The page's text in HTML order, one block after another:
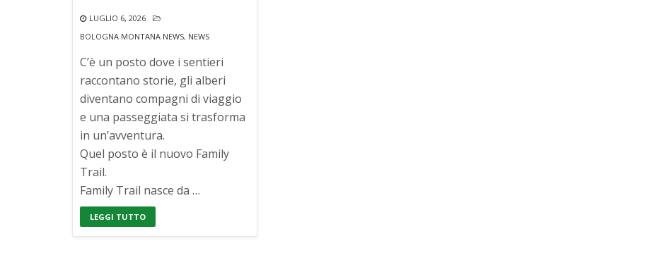
LUGLIO 6, 2026
BOLOGNA MONTANA NEWS, NEWS
C’è un posto dove i sentieri
raccontano storie, gli alberi
diventano compagni di viaggio
e una passeggiata si trasforma
in un’avventura.
Quel posto è il nuovo Family
Trail.
Family Trail nasce da …
LEGGI TUTTO